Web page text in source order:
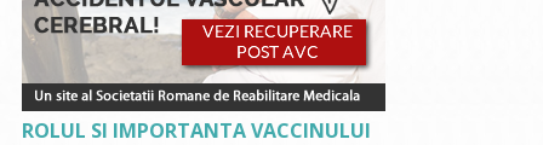
ROLUL SI IMPORTANTA VACCINULUI